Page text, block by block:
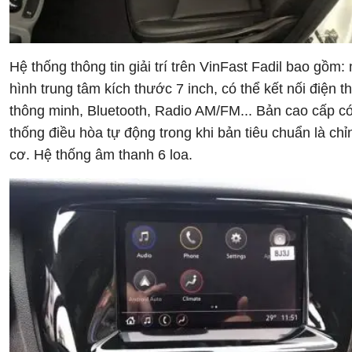
Hệ thống thông tin giải trí trên VinFast Fadil bao gồm:
hình trung tâm kích thước 7 inch, có thể kết nối điện
thông minh, Bluetooth, Radio AM/FM... Bản cao cấp
thống điều hòa tự động trong khi bản tiêu chuẩn là
cơ. Hệ thống âm thanh 6 loa.